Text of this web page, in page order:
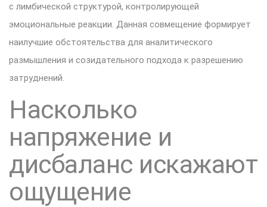
с лимбической структурой, контролирующей
эмоциональные реакции. Данная совмещение формирует
наилучшие обстоятельства для аналитического
размышления и созидательного подхода к разрешению
затруднений.
Насколько
напряжение и
дисбаланс искажают
ощущение